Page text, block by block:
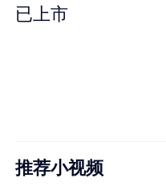
已上市
推荐小视频